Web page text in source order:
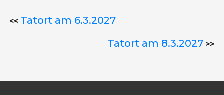
<< Tatort am 6.3.2027
Tatort am 8.3.2027 >>